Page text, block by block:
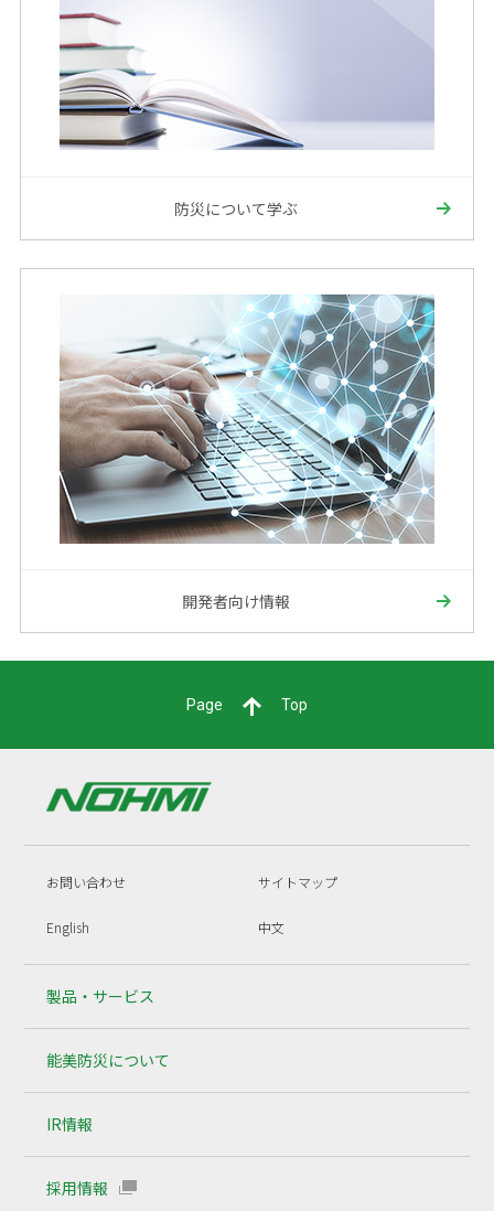
防災について学ぶ
開発者向け情報
Page Top
お問い合わせ サイトマップ
English 中文
製品・サービス
能美防災について
IR情報
採用情報